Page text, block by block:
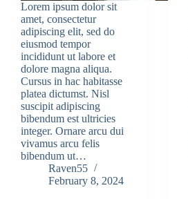
Lorem ipsum dolor sit
amet, consectetur
adipiscing elit, sed do
eiusmod tempor
incididunt ut labore et
dolore magna aliqua.
Cursus in hac habitasse
platea dictumst. Nisl
suscipit adipiscing
bibendum est ultricies
integer. Ornare arcu dui
vivamus arcu felis
bibendum ut…
Raven55
February 8, 2024